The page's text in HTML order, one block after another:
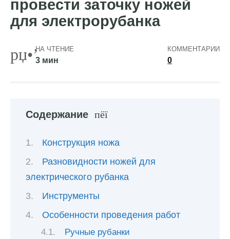
провести заточку ножей
для электрорубанка
НА ЧТЕНИЕ
3 мин
КОММЕНТАРИИ
0
Содержание
Конструкция ножа
Разновидности ножей для
электрического рубанка
Инструменты
Особенности проведения работ
Ручные рубанки